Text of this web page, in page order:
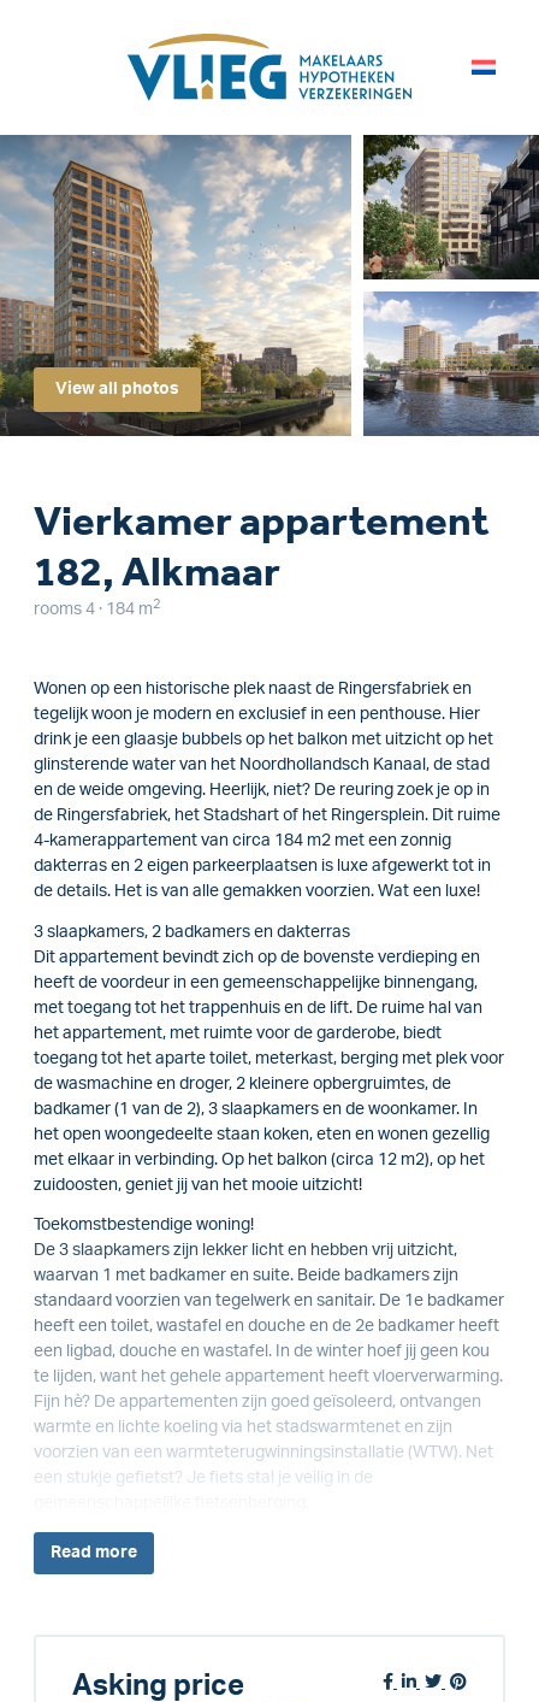
View all photos
Vierkamer appartement
182, Alkmaar
rooms 4 · 184 m 2
Wonen op een historische plek naast de Ringersfabriek en
tegelijk woon je modern en exclusief in een penthouse. Hier
drink je een glaasje bubbels op het balkon met uitzicht op het
glinsterende water van het Noordhollandsch Kanaal, de stad
en de weide omgeving. Heerlijk, niet? De reuring zoek je op in
de Ringersfabriek, het Stadshart of het Ringersplein. Dit ruime
4-kamerappartement van circa 184 m2 met een zonnig
dakterras en 2 eigen parkeerplaatsen is luxe afgewerkt tot in
de details. Het is van alle gemakken voorzien. Wat een luxe!
3 slaapkamers, 2 badkamers en dakterras
Dit appartement bevindt zich op de bovenste verdieping en
heeft de voordeur in een gemeenschappelijke binnengang,
met toegang tot het trappenhuis en de lift. De ruime hal van
het appartement, met ruimte voor de garderobe, biedt
toegang tot het aparte toilet, meterkast, berging met plek voor
de wasmachine en droger, 2 kleinere opbergruimtes, de
badkamer (1 van de 2), 3 slaapkamers en de woonkamer. In
het open woongedeelte staan koken, eten en wonen gezellig
met elkaar in verbinding. Op het balkon (circa 12 m2), op het
zuidoosten, geniet jij van het mooie uitzicht!
Toekomstbestendige woning!
De 3 slaapkamers zijn lekker licht en hebben vrij uitzicht,
waarvan 1 met badkamer en suite. Beide badkamers zijn
standaard voorzien van tegelwerk en sanitair. De 1e badkamer
heeft een toilet, wastafel en douche en de 2e badkamer heeft
een ligbad, douche en wastafel. In de winter hoef jij geen kou
te lijden, want het gehele appartement heeft vloerverwarming.
Fijn hè? De appartementen zijn goed geïsoleerd, ontvangen
warmte en lichte koeling via het stadswarmtenet en zijn
voorzien van een warmteterugwinningsinstallatie (WTW). Net
een stukje gefietst? Je fiets stal je veilig in de
Read more
Asking price